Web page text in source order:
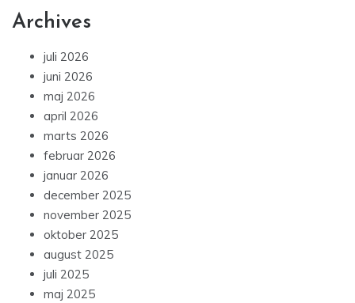
Archives
juli 2026
juni 2026
maj 2026
april 2026
marts 2026
februar 2026
januar 2026
december 2025
november 2025
oktober 2025
august 2025
juli 2025
maj 2025